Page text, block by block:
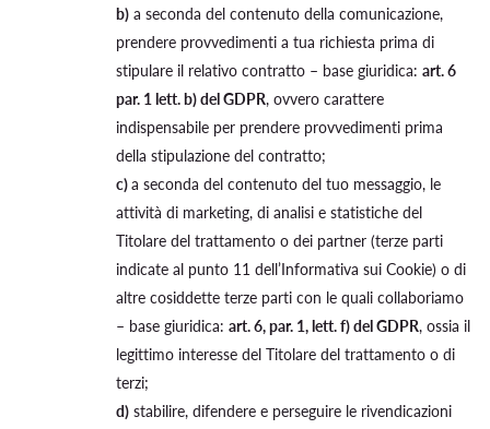
b) a seconda del contenuto della comunicazione,
prendere provvedimenti a tua richiesta prima di
stipulare il relativo contratto – base giuridica: art. 6
par. 1 lett. b) del GDPR, ovvero carattere
indispensabile per prendere provvedimenti prima
della stipulazione del contratto;
c)a seconda del contenuto del tuo messaggio, le
attività di marketing, di analisi e statistiche del
Titolare del trattamento o dei partner (terze parti
indicate al punto 11 dell’Informativa sui Cookie) o di
altre cosiddette terze parti con le quali collaboriamo
– base giuridica: art. 6, par. 1, lett. f) del GDPR, ossia il
legittimo interesse del Titolare del trattamento o di
terzi;
d) stabilire, difendere e perseguire le rivendicazioni